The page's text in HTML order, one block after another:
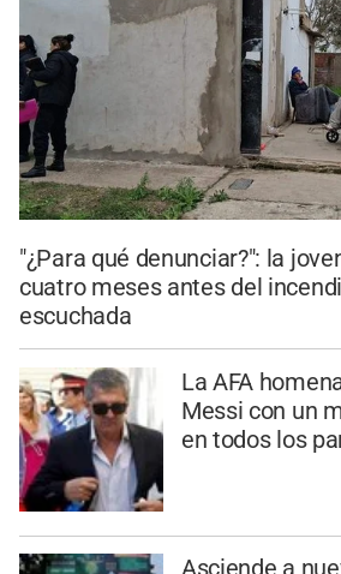
"¿Para qué denunciar?": la
cuatro meses antes del
escuchada
La AFA
Messi con un
en todos los